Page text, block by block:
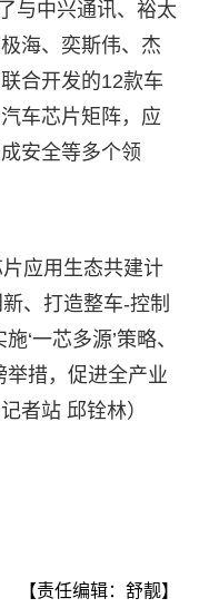
与中兴通讯、裕太
海、奕斯伟、杰
合开发的12款车
车芯片矩阵，应
安全等多个领
应用生态共建计
新、打造整车-控制
‘一芯多源’策略、
举措，促进全产业
者站 邱铨林）
【责任编辑：舒靓】